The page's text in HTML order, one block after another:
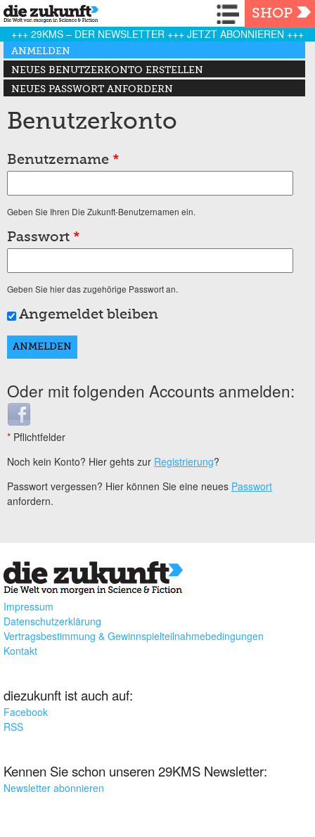
Navigation
SHOP
+++ 29KMS – DER NEWSLETTER +++ JETZT ABONNIEREN +++
Haupt-Reiter
ANMELDEN
(AKTIVER REITER)
NEUES BENUTZERKONTO ERSTELLEN
NEUES PASSWORT ANFORDERN
Benutzerkonto
Benutzername *
Geben Sie Ihren Die Zukunft-Benutzernamen ein.
Passwort *
Geben Sie hier das zugehörige Passwort an.
Angemeldet bleiben
Oder mit folgenden Accounts anmelden:
Login with Facebook
* Pflichtfelder
Noch kein Konto? Hier gehts zur Registrierung?
Passwort vergessen? Hier können Sie eine neues Passwort
anfordern.
Impressum
Datenschutzerklärung
Vertragsbestimmung & Gewinnspielteilnahmebedingungen
Kontakt
diezukunft ist auch auf:
Facebook
RSS
Kennen Sie schon unseren 29KMS Newsletter:
Newsletter abonnieren